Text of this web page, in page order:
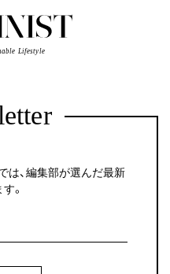
Lifestyle
は、編集部が選んだ最新
。